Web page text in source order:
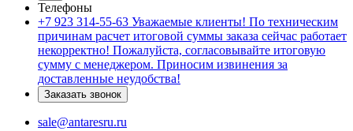
Телефоны
+7 923 314-55-63 Уважаемые клиенты! По техническим
причинам расчет итоговой суммы заказа сейчас работает
некорректно! Пожалуйста, согласовывайте итоговую
сумму с менеджером. Приносим извинения за
доставленные неудобства!
Заказать звонок
sale@antaresru.ru